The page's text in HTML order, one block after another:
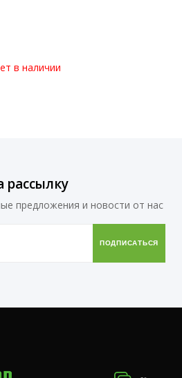
в наличии
предложения и новости от нас